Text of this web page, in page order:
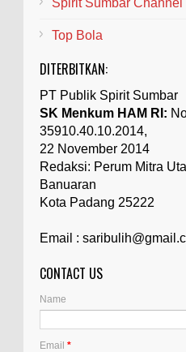
Top Bola
DITERBITKAN:
PT Publik Spirit Sumbar
SK Menkum HAM RI:
35910.40.10.2014,
22 November 2014
Redaksi: Perum Mitra
Banuaran
Kota Padang 25222
Email :
CONTACT US
Name
Email *